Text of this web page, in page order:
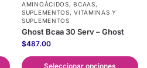
AMINOÁCIDOS,BCAAS,
SUPLEMENTOS,VITAMINAS Y
SUPLEMENTOS
Ghost Bcaa 30 Serv – Ghost
$487.00
Seleccionar opciones